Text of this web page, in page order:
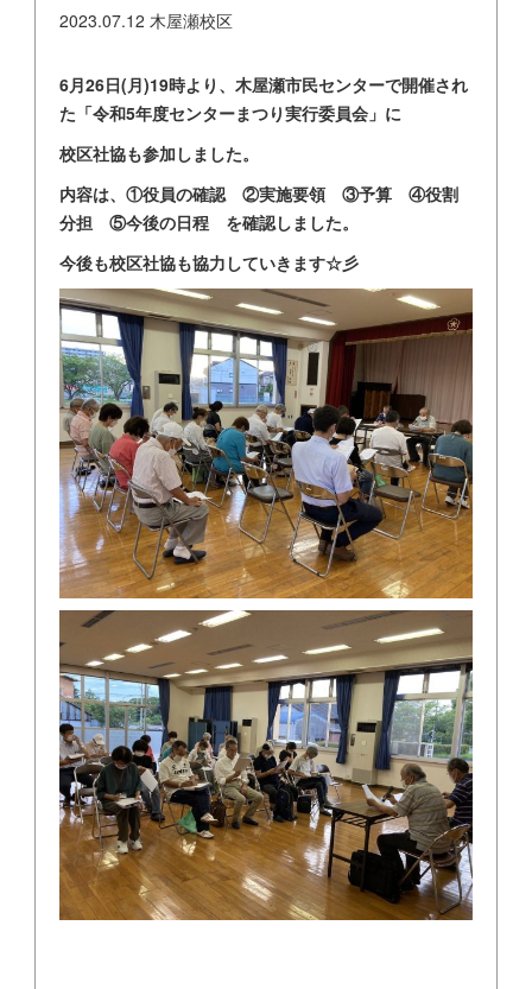
2023.07.12 木屋瀬校区
6月26日(月)19時より、木屋瀬市民センターで開催され
た「令和5年度センターまつり実行委員会」に
校区社協も参加しました。
内容は、①役員の確認 ②実施要領 ③予算 ④役割
分担 ⑤今後の日程 を確認しました。
今後も校区社協も協力していきます☆彡